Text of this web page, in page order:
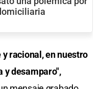
racional, en nuestro
y desamparo",